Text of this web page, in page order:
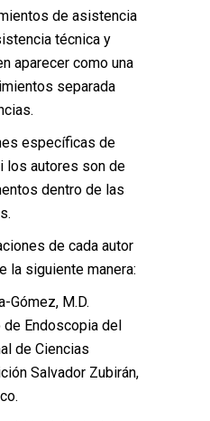
de asistencia
técnica y
aparecer como una
separada
específicas de
los autores son de
dentro de las
de cada autor
la siguiente manera:
Gómez, M.D.
de Endoscopia del
de Ciencias
Salvador Zubirán,